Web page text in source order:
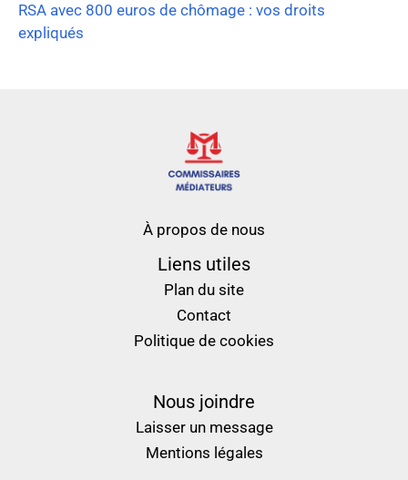
RSA avec 800 euros de chômage : vos droits
expliqués
À propos de nous
Liens utiles
Plan du site
Contact
Politique de cookies
Nous joindre
Laisser un message
Mentions légales